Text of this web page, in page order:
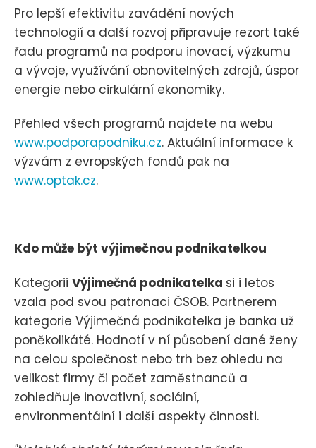
Pro lepší efektivitu zavádění nových
technologií a další rozvoj připravuje rezort také
řadu programů na podporu inovací, výzkumu
a vývoje, využívání obnovitelných zdrojů, úspor
energie nebo cirkulární ekonomiky.
Přehled všech programů najdete na webu
www.podporapodniku.cz. Aktuální informace k
výzvám z evropských fondů pak na
www.optak.cz.
Kdo může být výjimečnou podnikatelkou
Kategorii Výjimečná podnikatelka si i letos
vzala pod svou patronaci ČSOB. Partnerem
kategorie Výjimečná podnikatelka je banka už
poněkolikáté. Hodnotí v ní působení dané ženy
na celou společnost nebo trh bez ohledu na
velikost firmy či počet zaměstnanců a
zohledňuje inovativní, sociální,
environmentální i další aspekty činnosti.